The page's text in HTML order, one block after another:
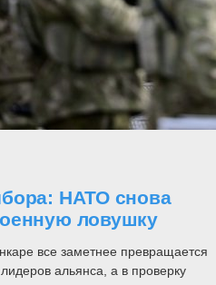
НАТО снова
ловушку
все заметнее превращается
альянса, а в проверку